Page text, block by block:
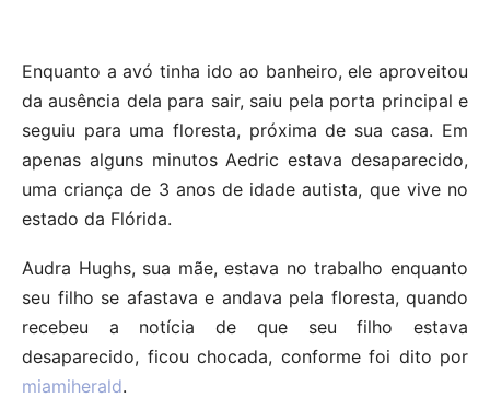
Enquanto a avó tinha ido ao banheiro, ele aproveitou
da ausência dela para sair, saiu pela porta principal e
seguiu para uma floresta, próxima de sua casa. Em
apenas alguns minutos Aedric estava desaparecido,
uma criança de 3 anos de idade autista, que vive no
estado da Flórida.
Audra Hughs, sua mãe, estava no trabalho enquanto
seu filho se afastava e andava pela floresta, quando
recebeu a notícia de que seu filho estava
desaparecido, ficou chocada, conforme foi dito por
miamiherald.